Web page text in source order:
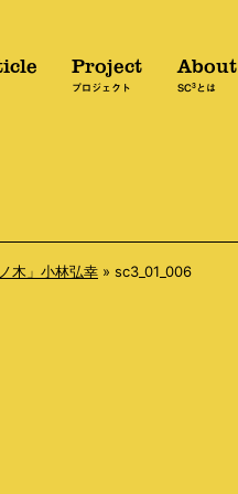
Project
プロジェクト
About
SC3とは
木」小林弘幸 » sc3_01_006